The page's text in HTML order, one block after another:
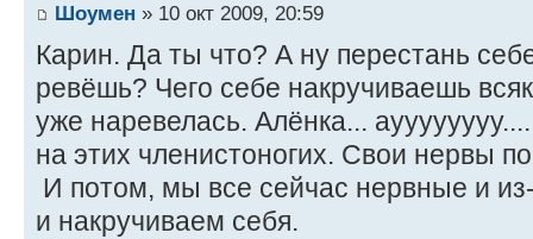
Шоумен » 10 окт 2009, 20:59
Карин. Да ты что? А ну перестань
ревёшь? Чего себе накручиваешь
уже наревелась. Алёнка...
на этих членистоногих. Свои нервы
И потом, мы все сейчас нервные и
и накручиваем себя.